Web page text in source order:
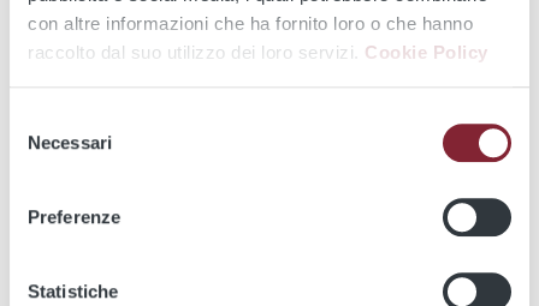
con altre informazioni che ha fornito loro o che hanno
raccolto dal suo utilizzo dei loro servizi. Cookie Policy
delNecessari
Preferenze
Statistiche
In caso di malfunzionamento